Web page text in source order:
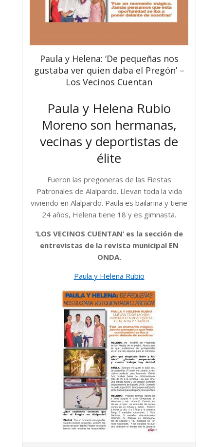
Paula y Helena: ‘De pequeñas nos
gustaba ver quien daba el Pregón’ –
Los Vecinos Cuentan
Paula y Helena Rubio
Moreno son hermanas,
vecinas y deportistas de
élite
Fueron las pregoneras de las Fiestas
Patronales de Alalpardo. Llevan toda la vida
viviendo en Alalpardo. Paula es bailarina y tiene
24 años, Helena tiene 18 y es gimnasta.
‘LOS VECINOS CUENTAN’ es la sección de
entrevistas de la revista municipal EN
ONDA.
Paula y Helena Rubio